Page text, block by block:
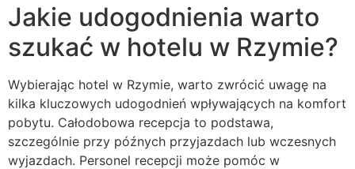
Jakie udogodnienia warto
szukać w hotelu w Rzymie?
Wybierając hotel w Rzymie, warto zwrócić uwagę na
kilka kluczowych udogodnień wpływających na komfort
pobytu. Całodobowa recepcja to podstawa,
szczególnie przy późnych przyjazdach lub wczesnych
wyjazdach. Personel recepcji może pomóc w